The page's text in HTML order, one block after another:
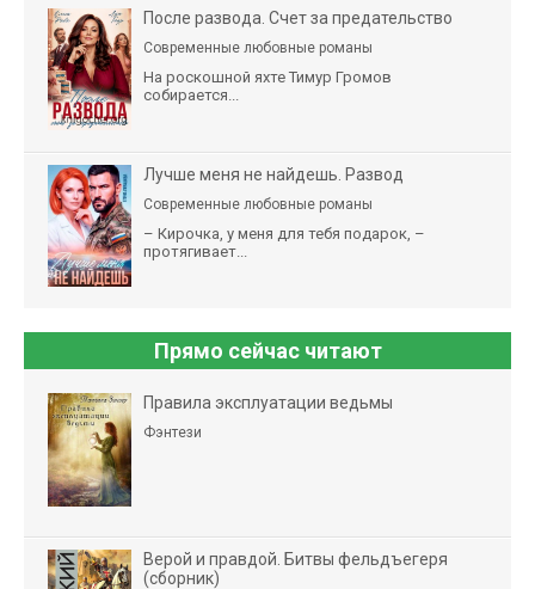
После развода. Счет за предательство
Современные любовные романы
На роскошной яхте Тимур Громов
собирается...
Лучше меня не найдешь. Развод
Современные любовные романы
– Кирочка, у меня для тебя подарок, –
протягивает...
Прямо сейчас читают
Правила эксплуатации ведьмы
Фэнтези
Верой и правдой. Битвы фельдъегеря
(сборник)